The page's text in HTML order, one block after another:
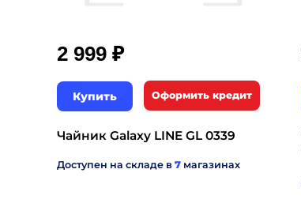
2 999 ₽
Купить Оформить кредит
Чайник Galaxy LINE GL 0339
Доступен на складе в 7 магазинах